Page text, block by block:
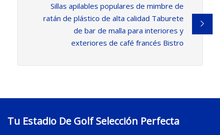
Sillas apilables populares de mimbre de
ratán de plástico de alta calidad Taburete
de bar de malla para interiores y
exteriores de café francés Bistro
Tu Estadio De Golf Selección Perfecta